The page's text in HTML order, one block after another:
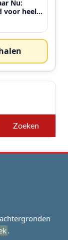
Nu:
voor heel
.